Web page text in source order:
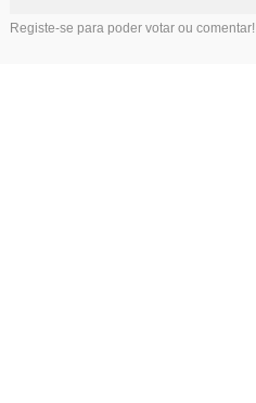
Registe-se para poder votar ou comentar!